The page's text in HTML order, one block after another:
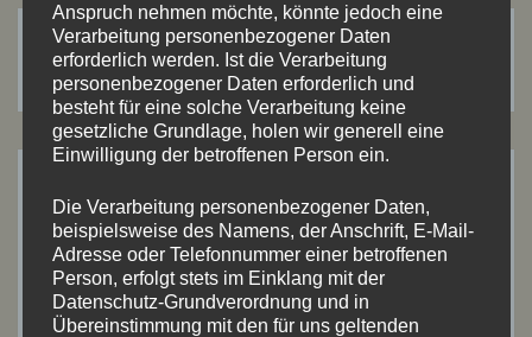
Suchen
nach:
Juli 2026(8)
Mai 2026(2)
Anspruch nehmen möchte, könnte jedoch eine
Verarbeitung personenbezogener Daten
erforderlich werden. Ist die Verarbeitung
personenbezogener Daten erforderlich und
besteht für eine solche Verarbeitung keine
gesetzliche Grundlage, holen wir generell eine
Einwilligung der betroffenen Person ein.
Die Verarbeitung personenbezogener Daten,
beispielsweise des Namens, der Anschrift, E-Mail-
Adresse oder Telefonnummer einer betroffenen
Person, erfolgt stets im Einklang mit der
Datenschutz-Grundverordnung und in
Übereinstimmung mit den für uns geltenden